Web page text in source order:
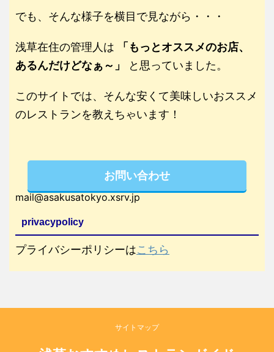
でも、そんな様子を横目で見ながら・・・
浅草在住の管理人は
「もっとオススメのお店、
あるんだけどなぁ～」
と思っていました。
このサイトでは、そんな安くて美味しいおススメ
のレストランを教えちゃいます！
お問い合わせ
mail@asakusatokyo.xsrv.jp
privacypolicy
プライバシーポリシーはこちら
サイトマップ